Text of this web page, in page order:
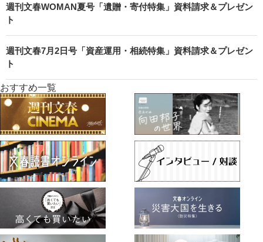
週刊文春WOMAN夏号「遺贈・寄付特集」資料請求＆プレゼン
ト
週刊文春7月2日号「資産運用・相続特集」資料請求＆プレゼン
ト
おすすめ一覧